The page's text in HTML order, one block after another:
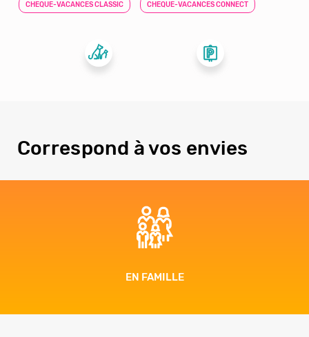
CHEQUE-VACANCES CLASSIC CHEQUE-VACANCES CONNECT
Correspond à vos envies